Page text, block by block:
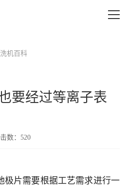
机百科
要经过等离子表
数： 520
极片需要根据工艺需求进行一